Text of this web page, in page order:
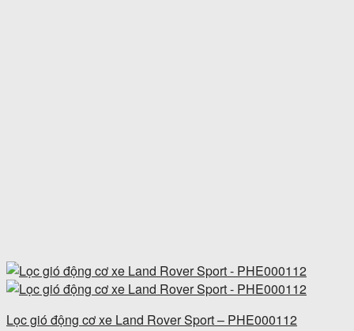
Lọc gió động cơ xe Land Rover Sport – PHE000112